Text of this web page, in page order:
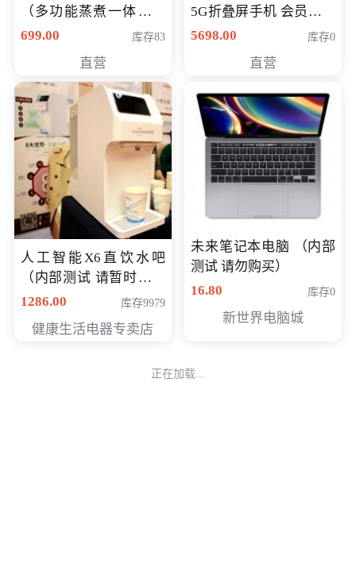
（多功能蒸煮一体锅）
（智能升降养生锅） 会
699.00 库存83
直营
5G折叠屏手机 会员专享
购买价格 4998元
5698.00 库存0
直营
人工智能X6直饮水吧
（内部测试 请暂时不要
购买）
1286.00 库存9979
健康生活电器专卖店
未来笔记本电脑 （内部
测试 请勿购买）
16.80
库存0
新世界电脑城
正在加载...